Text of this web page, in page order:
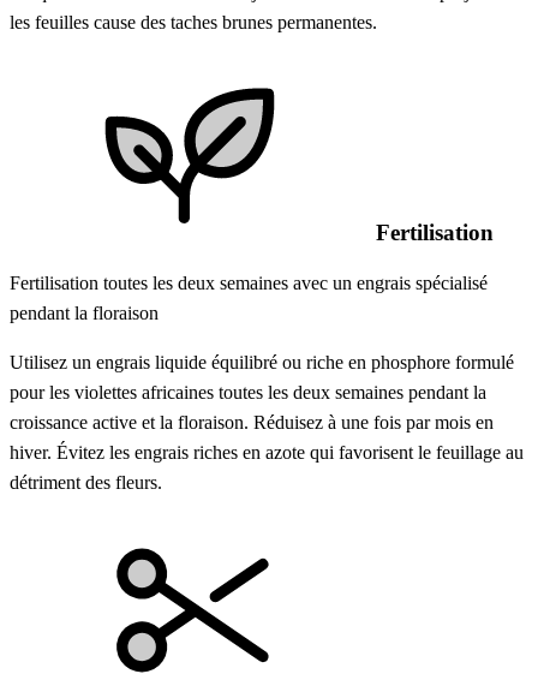
les feuilles cause des taches brunes permanentes.
Fertilisation
Fertilisation toutes les deux semaines avec un engrais spécialisé
pendant la floraison
Utilisez un engrais liquide équilibré ou riche en phosphore formulé
pour les violettes africaines toutes les deux semaines pendant la
croissance active et la floraison. Réduisez à une fois par mois en
hiver. Évitez les engrais riches en azote qui favorisent le feuillage au
détriment des fleurs.